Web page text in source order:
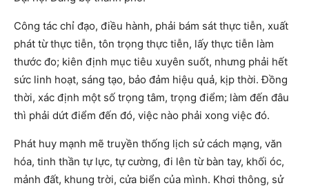
Công tác chỉ đạo, điều hành, phải bám sát thực tiễn, xuất
phát từ thực tiễn, tôn trọng thực tiễn, lấy thực tiễn làm
thước đo; kiên định mục tiêu xuyên suốt, nhưng phải hết
sức linh hoạt, sáng tạo, bảo đảm hiệu quả, kịp thời. Đồng
thời, xác định một số trọng tâm, trọng điểm; làm đến đâu
thì phải dứt điểm đến đó, việc nào phải xong việc đó.
Phát huy mạnh mẽ truyền thống lịch sử cách mạng, văn
hóa, tinh thần tự lực, tự cường, đi lên từ bàn tay, khối óc,
mảnh đất, khung trời, cửa biển của mình. Khơi thông, sử